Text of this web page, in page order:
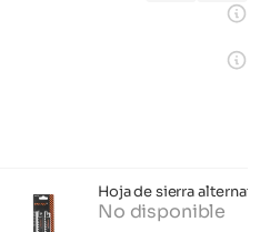
Hoja de sierra
No disponible